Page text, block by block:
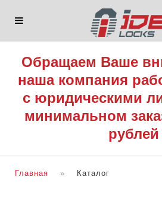
Обращаем Ваше
наша компания
с юридическими
минимальном
рублей
Главная Каталог